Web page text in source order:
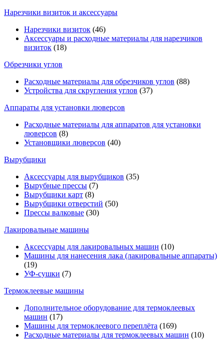
Нарезчики визиток и аксессуары
Нарезчики визиток (46)
Аксессуары и расходные материалы для нарезчиков
визиток (18)
Обрезчики углов
Расходные материалы для обрезчиков углов (88)
Устройства для скругления углов (37)
Аппараты для установки люверсов
Расходные материалы для аппаратов для установки
люверсов (8)
Установщики люверсов (40)
Вырубщики
Аксессуары для вырубщиков (35)
Вырубные прессы (7)
Вырубщики карт (8)
Вырубщики отверстий (50)
Прессы валковые (30)
Лакировальные машины
Аксессуары для лакировальных машин (10)
Машины для нанесения лака (лакировальные аппараты)
(19)
УФ-сушки (7)
Термоклеевые машины
Дополнительное оборудование для термоклеевых
машин (17)
Машины для термоклеевого переплёта (169)
Расходные материалы для термоклеевых машин (10)